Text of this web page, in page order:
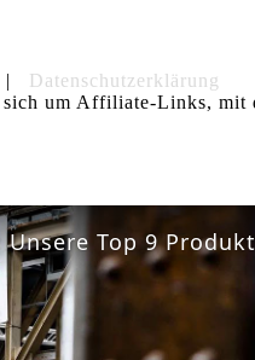
| Datenschutzerklärung
um Affiliate-Links,